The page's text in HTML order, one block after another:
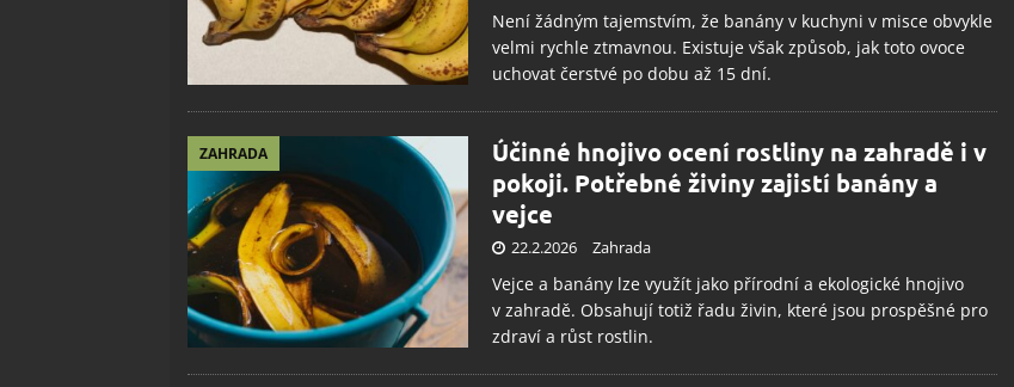
Není žádným tajemstvím, že banány v kuchyni v misce obvykle
velmi rychle ztmavnou. Existuje však způsob, jak toto ovoce
uchovat čerstvé po dobu až 15 dní.
ZAHRADA
Účinné hnojivo ocení rostliny na zahradě i v
pokoji. Potřebné živiny zajistí banány a
vejce
22.2.2026 Zahrada
Vejce a banány lze využít jako přírodní a ekologické hnojivo
v zahradě. Obsahují totiž řadu živin, které jsou prospěšné pro
zdraví a růst rostlin.